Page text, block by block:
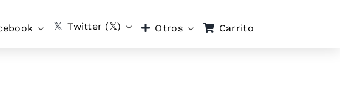
Twitter (𝕏) Otros Carrito